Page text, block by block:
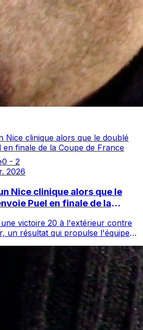
0 - 2
2026
Nice clinique alors que le
Puel en finale de la
victoire 20 à l'extérieur contre
un résultat qui propulse l'équipe